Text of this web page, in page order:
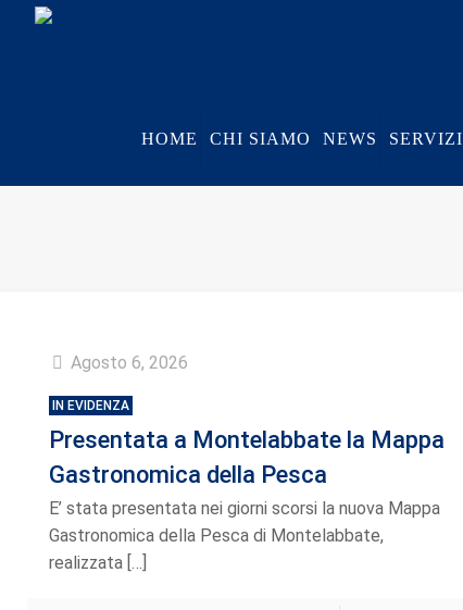
HOME CHI SIAMO NEWS SERVIZI
Agosto 6, 2026
IN EVIDENZA
Presentata a Montelabbate la Mappa
Gastronomica della Pesca
E’ stata presentata nei giorni scorsi la nuova Mappa
Gastronomica della Pesca di Montelabbate,
realizzata […]